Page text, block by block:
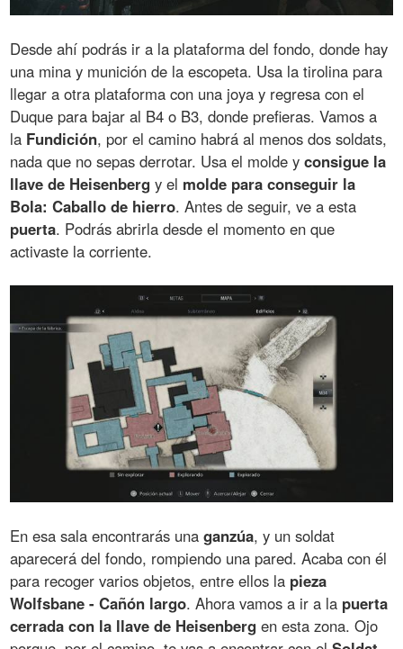
Desde ahí podrás ir a la plataforma del fondo, donde hay
una mina y munición de la escopeta. Usa la tirolina para
llegar a otra plataforma con una joya y regresa con el
Duque para bajar al B4 o B3, donde prefieras. Vamos a
la Fundición, por el camino habrá al menos dos soldats,
nada que no sepas derrotar. Usa el molde yconsigue la
llave de Heisenberg y el molde para conseguir la
Bola: Caballo de hierro. Antes de seguir, ve a esta
puerta. Podrás abrirla desde el momento en que
activaste la corriente.
En esa sala encontrarás unaganzúa, y un soldat
aparecerá del fondo, rompiendo una pared. Acaba con él
para recoger varios objetos, entre ellos la pieza
Wolfsbane - Cañón largo. Ahora vamos a ir a la puerta
cerrada con la llave de Heisenberg en esta zona. Ojo